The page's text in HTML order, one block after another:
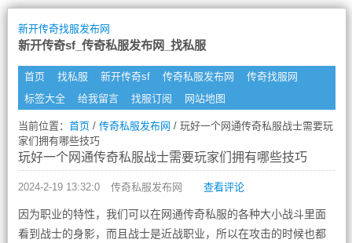
新开传奇找服发布网
新开传奇sf_传奇私服发布网_找私服
首页 找私服 新开传奇sf 传奇私服发布网
传奇找服网
标签大全
给我留言 找服订阅 网站地图
当前位置： 首页/ 传奇私服发布网 / 玩好一个网通传奇私服战士需要玩
家们拥有哪些技巧
玩好一个网通传奇私服战士需要玩家们拥有哪些技巧
2024-2-19 13:32:0 传奇私服发布网 查看评论
因为职业的特性，我们可以在网通传奇私服的各种大小战斗里面
看到战士的身影，而且战士是近战职业，所以在攻击的时候也都